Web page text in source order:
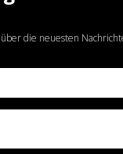
die neuesten